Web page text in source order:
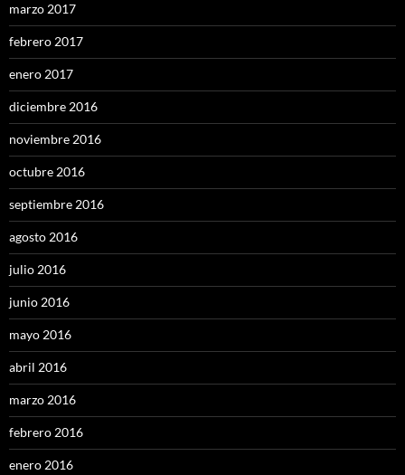
marzo 2017
febrero 2017
enero 2017
diciembre 2016
noviembre 2016
octubre 2016
septiembre 2016
agosto 2016
julio 2016
junio 2016
mayo 2016
abril 2016
marzo 2016
febrero 2016
enero 2016